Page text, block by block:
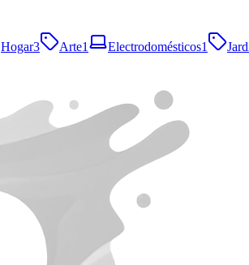
Hogar3 Arte1 Electrodomésticos1